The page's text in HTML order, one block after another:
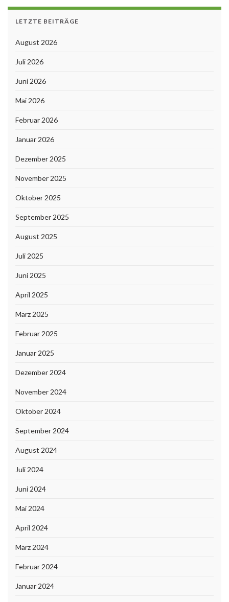
LETZTE BEITRÄGE
August 2026
Juli 2026
Juni 2026
Mai 2026
Februar 2026
Januar 2026
Dezember 2025
November 2025
Oktober 2025
September 2025
August 2025
Juli 2025
Juni 2025
April 2025
März 2025
Februar 2025
Januar 2025
Dezember 2024
November 2024
Oktober 2024
September 2024
August 2024
Juli 2024
Juni 2024
Mai 2024
April 2024
März 2024
Februar 2024
Januar 2024